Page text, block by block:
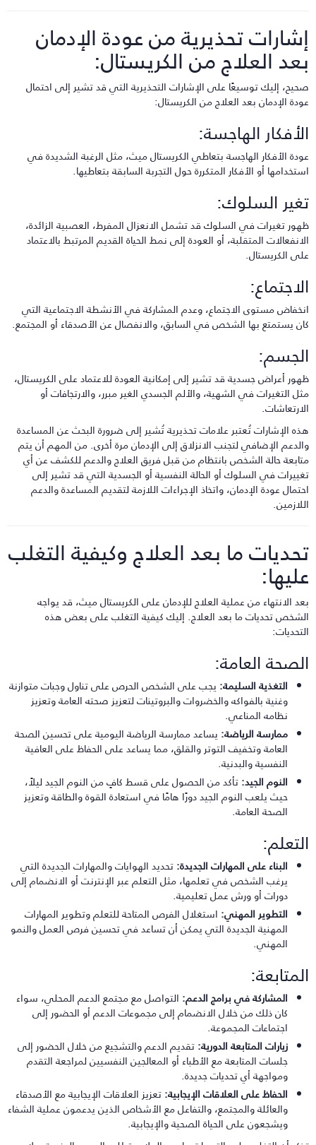
تحذيرية من عودة الإدمان
العلاج من الكريستال:
إليك توسيعًا على الإشارات التحذيرية التي قد تشير إلى احتمال
الإدمان بعد العلاج من الكريستال:
الهاجسة:
الأفكار الهاجسة بتعاطي الكريستال ميث، مثل الرغبة الشديدة في
أو الأفكار المتكررة حول التجربة السابقة بتعاطيها.
السلوك:
تغيرات في السلوك قد تشمل الانعزال المفرط، العصبية الزائدة،
المتقلبة، أو العودة إلى نمط الحياة القديم المرتبط بالاعتماد
الكريستال.
مستوى الاجتماع، وعدم المشاركة في الأنشطة الاجتماعية التي
يستمتع بها الشخص في السابق، والانفصال عن الأصدقاء أو المجتمع.
أعراض جسدية قد تشير إلى إمكانية العودة للاعتماد على الكريستال،
التغيرات في الشهية، والألم الجسدي الغير مبرر، والارتجافات أو
الإشارات تُعتبر علامات تحذيرية تُشير إلى ضرورة البحث عن المساعدة
الإضافي لتجنب الانزلاق إلى الإدمان مرة أخرى. من المهم أن يتم
حالة الشخص بانتظام من قبل فريق العلاج والدعم للكشف عن أي
في السلوك أو الحالة النفسية أو الجسدية التي قد تشير إلى
عودة الإدمان، واتخاذ الإجراءات اللازمة لتقديم المساعدة والدعم
ما بعد العلاج وكيفية التغلب
الانتهاء من عملية العلاج للإدمان على الكريستال ميث، قد يواجه
تحديات ما بعد العلاج. إليك كيفية التغلب على بعض هذه
العامة:
التغذية السليمة:يجب على الشخص الحرص على تناول وجبات متوازنة
وغنية بالفواكه والخضروات والبروتينات لتعزيز صحته العامة وتعزيز
نظامه المناعي.
ممارسة الرياضة:يساعد ممارسة الرياضة اليومية على تحسين الصحة
العامة وتخفيف التوتر والقلق، مما يساعد على الحفاظ على العافية
النفسية والبدنية.
النوم الجيد:تأكد من الحصول على قسط كافٍ من النوم الجيد ليلاً،
حيث يلعب النوم الجيد دورًا هامًا في استعادة القوة والطاقة وتعزيز
الصحة العامة.
البناء على المهارات الجديدة:تحديد الهوايات والمهارات الجديدة التي
يرغب الشخص في تعلمها، مثل التعلم عبر الإنترنت أو الانضمام إلى
دورات أو ورش عمل تعليمية.
التطوير المهني:استغلال الفرص المتاحة للتعلم وتطوير المهارات
المهنية الجديدة التي يمكن أن تساعد في تحسين فرص العمل والنمو
المهني.
المشاركة في برامج الدعم:التواصل مع مجتمع الدعم المحلي، سواء
كان ذلك من خلال الانضمام إلى مجموعات الدعم أو الحضور إلى
اجتماعات المجموعة.
زيارات المتابعة الدورية:تقديم الدعم والتشجيع من خلال الحضور إلى
جلسات المتابعة مع الأطباء أو المعالجين النفسيين لمراجعة التقدم
ومواجهة أي تحديات جديدة.
الحفاظ على العلاقات الإيجابية:تعزيز العلاقات الإيجابية مع الأصدقاء
والعائلة والمجتمع، والتفاعل مع الأشخاص الذين يدعمون عملية الشفاء
ويشجعون على الحياة الصحية والإيجابية.